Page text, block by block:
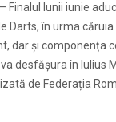
– Finalul lunii iunie
Darts, în urma
dar și componența
desfășura în Iulius
de Federația